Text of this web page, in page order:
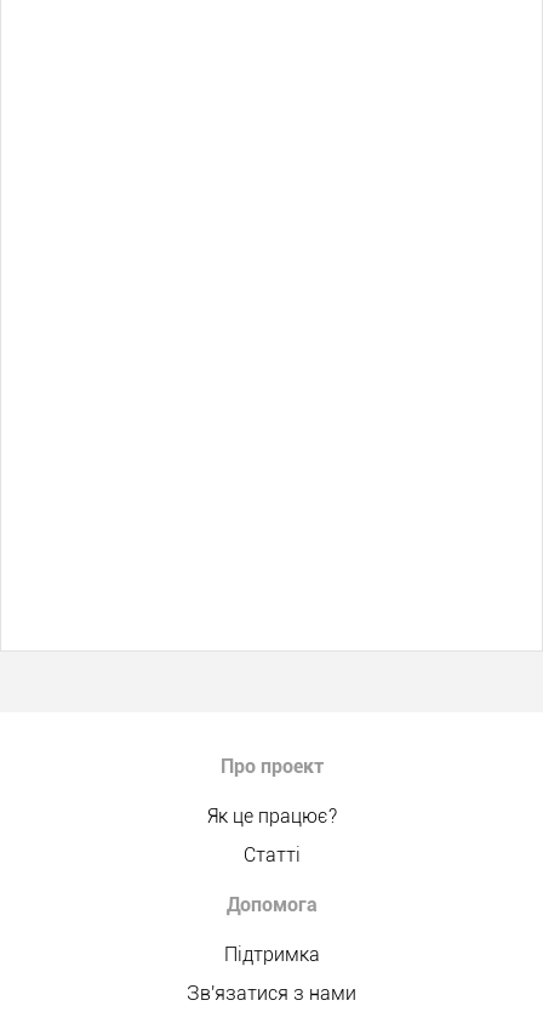
Про проект
Як це працює?
Статті
Допомога
Підтримка
Зв'язатися з нами